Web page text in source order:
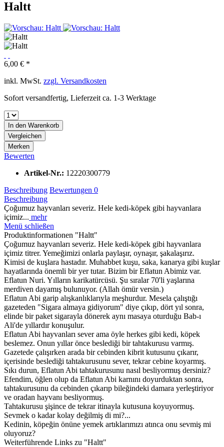
Haltt
6,00 € *
inkl. MwSt. zzgl. Versandkosten
Sofort versandfertig, Lieferzeit ca. 1-3 Werktage
In den Warenkorb
Vergleichen
Merken
Bewerten
Artikel-Nr.: 12220300779
Beschreibung Bewertungen 0
Beschreibung
Çoğumuz hayvanları severiz. Hele kedi-köpek gibi hayvanlara
içimiz... mehr
Menü schließen
Produktinformationen "Haltt"
Çoğumuz hayvanları severiz. Hele kedi-köpek gibi hayvanlara
içimiz titrer. Yemeğimizi onlarla paylaşır, oynaşır, şakalaşırız.
Kimisi de kuşlara hastadır. Muhabbet kuşu, saka, kanarya gibi kuşlar
hayatlarında önemli bir yer tutar. Bizim bir Eflatun Abimiz var.
Eflatun Nuri. Yılların karikatürcüsü. Şu sıralar 70'li yaşlarına
merdiven dayamış bulunuyor. (Allah ömür versin.)
Eflatun Abi garip alışkanlıklarıyla meşhurdur. Mesela çalıştığı
gazeteden "Sigara almaya gidiyorum" diye çıkıp, dört yıl sonra,
elinde bir paket sigarayla dönerek aynı masaya oturduğu Bab-ı
Ali'de yıllardır konuşulur.
Eflatun Abi hayvanları sever ama öyle herkes gibi kedi, köpek
beslemez. Onun yıllar önce beslediği bir tahtakurusu varmış.
Gazetede çalışırken arada bir cebinden kibrit kutusunu çıkarır,
içerisinde beslediği tahtakurusunu sever, tekrar cebine koyarmış.
Sıkı durun, Eflatun Abi tahtakurusunu nasıl besliyormuş dersiniz?
Efendim, öğlen olup da Eflatun Abi karnını doyurduktan sonra,
tahtakurusunu da cebinden çıkarıp bileğindeki damara yerleştiriyor
ve oradan hayvanı besliyormuş.
Tahtakurusu şişince de tekrar itinayla kutusuna koyuyormuş.
Sevmek o kadar kolay değilmiş di mi?...
Kedinin, köpeğin önüne yemek artıklarımızı atınca onu sevmiş mi
oluyoruz?
Weiterführende Links zu "Haltt"